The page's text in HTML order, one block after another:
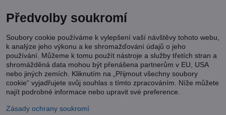
Předvolby soukromí
Soubory cookie používáme k vylepšení vaší návštěvy tohoto webu,
k analýze jeho výkonu a ke shromažďování údajů o jeho
používání. Můžeme k tomu použít nástroje a služby třetích stran a
shromážděná data mohou být přenášena partnerům v EU, USA
nebo jiných zemích. Kliknutím na „Přijmout všechny soubory
cookie“ vyjadřujete svůj souhlas s tímto zpracováním. Níže můžete
najít podrobné informace nebo upravit své preference.
Zásady ochrany soukromí